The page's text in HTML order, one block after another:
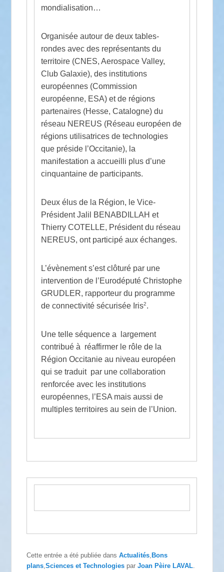
mondialisation…
Organisée autour de deux tables-
rondes avec des représentants du
territoire (CNES, Aerospace Valley,
Club Galaxie), des institutions
européennes (Commission
européenne, ESA) et de régions
partenaires (Hesse, Catalogne) du
réseau NEREUS (Réseau européen de
régions utilisatrices de technologies
que préside l’Occitanie), la
manifestation a accueilli plus d’une
cinquantaine de participants.
Deux élus de la Région, le Vice-
Président Jalil BENABDILLAH et
Thierry COTELLE, Président du réseau
NEREUS, ont participé aux échanges.
L’évènement s’est clôturé par une
intervention de l’Eurodéputé Christophe
GRUDLER, rapporteur du programme
de connectivité sécurisée Iris2.
Une telle séquence a largement
contribué à réaffirmer le rôle de la
Région Occitanie au niveau européen
qui se traduit par une collaboration
renforcée avec les institutions
européennes, l’ESA mais aussi de
multiples territoires au sein de l’Union.
Cette entrée a été publiée dansActualités ,Bons
plans ,Sciences et Technologies parJoan Pèire LAVAL